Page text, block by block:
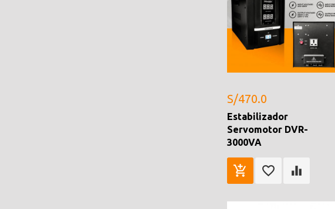
S/470.0
Estabilizador
Servomotor DVR-
3000VA